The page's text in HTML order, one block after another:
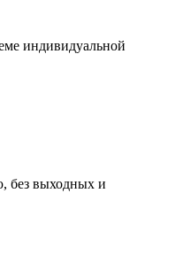
индивидуальной
без выходных и